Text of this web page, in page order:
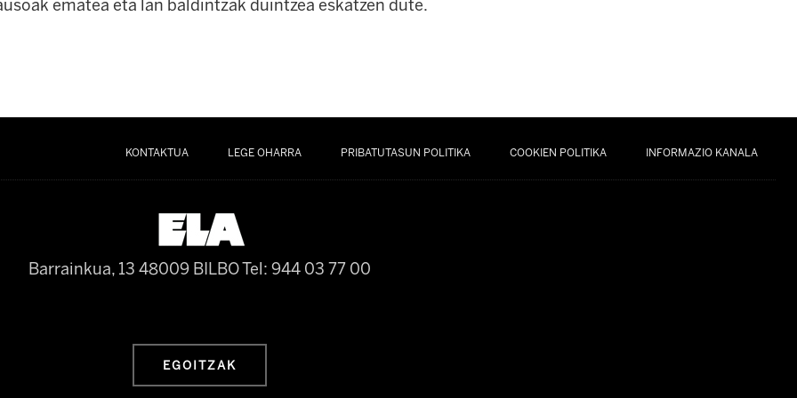
ematea eta lan baldintzak duintzea eskatzen dute.
KONTAKTUA LEGE OHARRA PRIBATUTASUN POLITIKA COOKIEN POLITIKA INFORMAZIO KANALA
Barrainkua, 13 48009 BILBOTel: 944 03 77 00
EGOITZAK